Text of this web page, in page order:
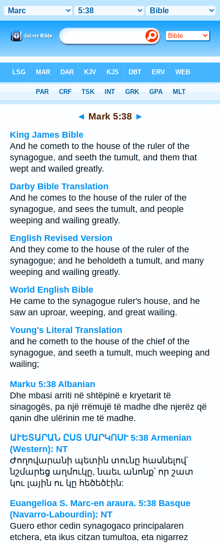
> Mark 5:38
◄ Mark 5:38 ►
King James Bible
And he cometh to the house of the ruler of the
synagogue, and seeth the tumult, and them that
wept and wailed greatly.
Darby Bible Translation
And he comes to the house of the ruler of the
synagogue, and sees the tumult, and people
weeping and wailing greatly.
English Revised Version
And they come to the house of the ruler of the
synagogue; and he beholdeth a tumult, and many
weeping and wailing greatly.
World English Bible
He came to the synagogue ruler's house, and he
saw an uproar, weeping, and great wailing.
Young's Literal Translation
and he cometh to the house of the chief of the
synagogue, and seeth a tumult, much weeping and
wailing;
Marku 5:38 Albanian
Dhe mbasi arriti në shtëpinë e kryetarit të
sinagogës, pa një rrëmujë të madhe dhe njerëz që
qanin dhe ulërinin me të madhe.
ԱՒԵՏԱՐԱՆ ԸՍՏ ՄԱՐԿՈՍՒ 5:38 Armenian
(Western): NT
Ժողովարանի պետին տունը հասնելով՝
նշմարեց աղմուկը, նաեւ անոնք՝ որ շատ
կու լային ու կը հեծեծէին:
Euangelioa S. Marc-en araura. 5:38 Basque
(Navarro-Labourdin): NT
Guero ethor cedin synagogaco principalaren
etchera, eta ikus citzan tumultoa, eta nigarrez